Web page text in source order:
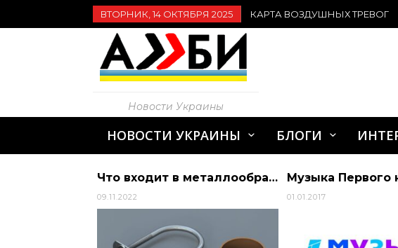
ВТОРНИК, 14 ОКТЯБРЯ 2025 КАРТА ВОЗДУШНЫХ ТРЕВОГ
Новости Украины
НОВОСТИ УКРАИНЫ БЛОГИ
Что входит в металлообработку?
09.11.2022 01.01.2017